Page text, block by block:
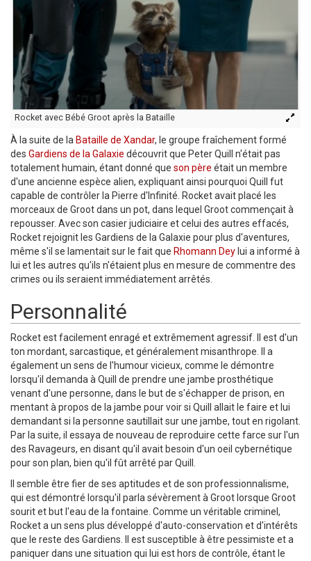
Rocket avec Bébé Groot après la Bataille
À la suite de la Bataille de Xandar, le groupe fraîchement formé
des Gardiens de la Galaxie découvrit que Peter Quill n'était pas
totalement humain, étant donné que son père était un membre
d'une ancienne espèce alien, expliquant ainsi pourquoi Quill fut
capable de contrôler la Pierre d'Infinité. Rocket avait placé les
morceaux de Groot dans un pot, dans lequel Groot commençait à
repousser. Avec son casier judiciaire et celui des autres effacés,
Rocket rejoignit les Gardiens de la Galaxie pour plus d'aventures,
même s'il se lamentait sur le fait que Rhomann Dey lui a informé à
lui et les autres qu'ils n'étaient plus en mesure de commentre des
crimes ou ils seraient immédiatement arrêtés.
Personnalité
Rocket est facilement enragé et extrêmement agressif. Il est d'un
ton mordant, sarcastique, et généralement misanthrope. Il a
également un sens de l'humour vicieux, comme le démontre
lorsqu'il demanda à Quill de prendre une jambe prosthétique
venant d'une personne, dans le but de s'échapper de prison, en
mentant à propos de la jambe pour voir si Quill allait le faire et lui
demandant si la personne sautillait sur une jambe, tout en rigolant.
Par la suite, il essaya de nouveau de reproduire cette farce sur l'un
des Ravageurs, en disant qu'il avait besoin d'un oeil cybernétique
pour son plan, bien qu'il fût arrêté par Quill.
Il semble être fier de ses aptitudes et de son professionnalisme,
qui est démontré lorsqu'il parla sévèrement à Groot lorsque Groot
sourit et but l'eau de la fontaine. Comme un véritable criminel,
Rocket a un sens plus développé d'auto-conservation et d'intérêts
que le reste des Gardiens. Il est susceptible à être pessimiste et a
paniquer dans une situation qui lui est hors de contrôle, étant le